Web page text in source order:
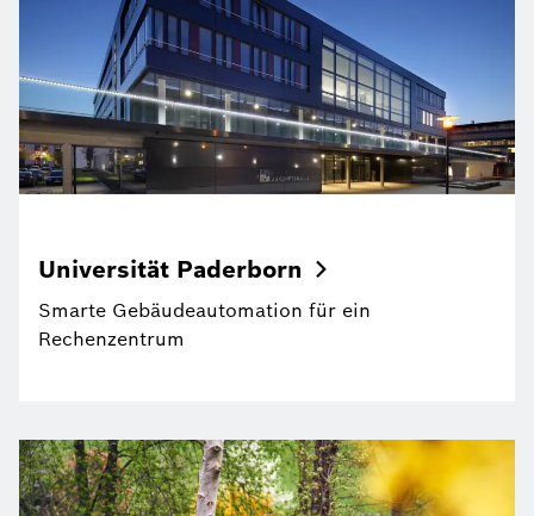
Universität Paderborn
Smarte Gebäudeautomation für ein
Rechenzentrum